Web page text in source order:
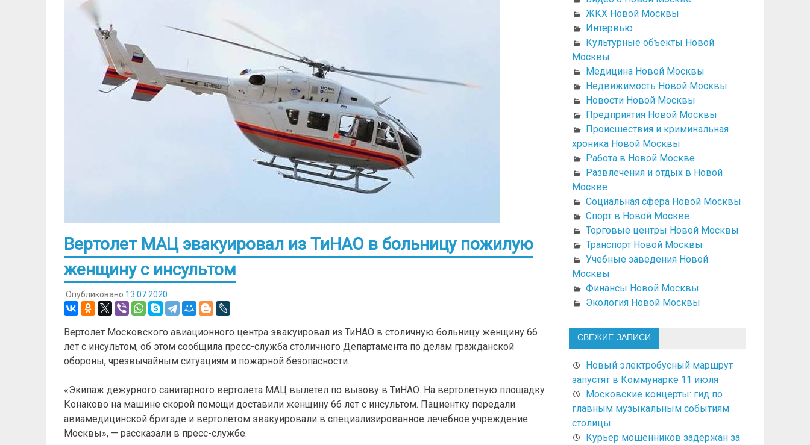
Вертолет МАЦ эвакуировал из ТиНАО в больницу пожилую
женщину с инсультом
Опубликовано 13.07.2020
Вертолет Московского авиационного центра эвакуировал из ТиНАО в столичную больницу женщину 66
лет с инсультом, об этом сообщила пресс-служба столичного Департамента по делам гражданской
обороны, чрезвычайным ситуациям и пожарной безопасности.
«Экипаж дежурного санитарного вертолета МАЦ вылетел по вызову в ТиНАО. На вертолетную площадку
Конаково на машине скорой помощи доставили женщину 66 лет с инсультом. Пациентку передали
авиамедицинской бригаде и вертолетом эвакуировали в специализированное лечебное учреждение
Москвы», — рассказали в пресс-службе.
ЖКХ Новой Москвы
Интервью
Культурные объекты Новой
Москвы
Медицина Новой Москвы
Недвижимость Новой Москвы
Новости Новой Москвы
Предприятия Новой Москвы
Происшествия и криминальная
хроника Новой Москвы
Работа в Новой Москве
Развлечения и отдых в Новой
Москве
Социальная сфера Новой Москвы
Спорт в Новой Москве
Торговые центры Новой Москвы
Транспорт Новой Москвы
Учебные заведения Новой
Москвы
Финансы Новой Москвы
Экология Новой Москвы
СВЕЖИЕ ЗАПИСИ
Новый электробусный маршрут
запустят в Коммунарке 11 июля
Московские концерты: гид по
главным музыкальным событиям
столицы
Курьер мошенников задержан за